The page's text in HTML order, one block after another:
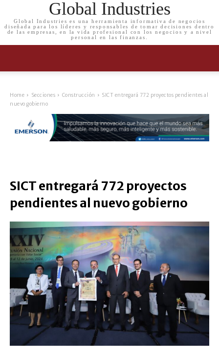
Global Industries
Global Industries es una herramienta informativa de negocios
diseñada para los líderes y responsables de tomar decisiones dentro
de las empresas, en la vida profesional con los negocios y a nivel
personal en las finanzas.
Home Secciones Construcción
SICT entregará 772 proyectos pendientes al
nuevo gobierno
SICT entregará 772 proyectos
pendientes al nuevo gobierno